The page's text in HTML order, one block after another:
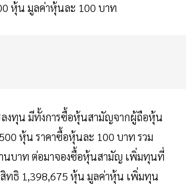
หุ้น มูลค่าหุ้นละ 100 บาท
ลงทุน มีทั้งการซื้อหุ้นสามัญจากผู้ถือหุ้น
หุ้น ราคาซื้อหุ้นละ 100 บาท รวม
นบาท ต่อมาจองซื้อหุ้นสามัญ เพิ่มทุนที่
สิทธิ 1,398,675 หุ้น มูลค่าหุ้น เพิ่มทุน